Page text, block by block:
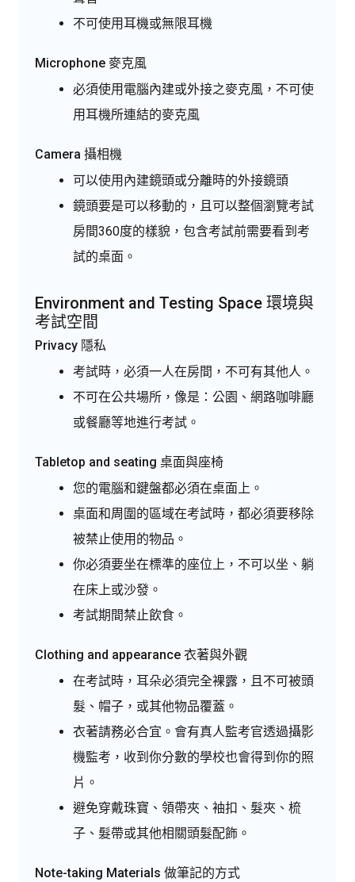
不可使用耳機或無限耳機
Microphone 麥克風
必須使用電腦內建或外接之麥克風，不可使
用耳機所連結的麥克風
Camera 攝相機
可以使用內建鏡頭或分離時的外接鏡頭
鏡頭要是可以移動的，且可以整個瀏覽考試
房間360度的樣貌，包含考試前需要看到考
試的桌面。
Environment and Testing Space 環境與
考試空間
Privacy 隱私
考試時，必須一人在房間，不可有其他人。
不可在公共場所，像是：公園、網路咖啡廳
或餐廳等地進行考試。
Tabletop and seating 桌面與座椅
您的電腦和鍵盤都必須在桌面上。
桌面和周圍的區域在考試時，都必須要移除
被禁止使用的物品。
你必須要坐在標準的座位上，不可以坐、躺
在床上或沙發。
考試期間禁止飲食。
Clothing and appearance 衣著與外觀
在考試時，耳朵必須完全裸露，且不可被頭
髮、帽子，或其他物品覆蓋。
衣著請務必合宜。會有真人監考官透過攝影
機監考，收到你分數的學校也會得到你的照
片。
避免穿戴珠寶、領帶夾、袖扣、髮夾、梳
子、髮帶或其他相關頭髮配飾。
Note-taking Materials 做筆記的方式